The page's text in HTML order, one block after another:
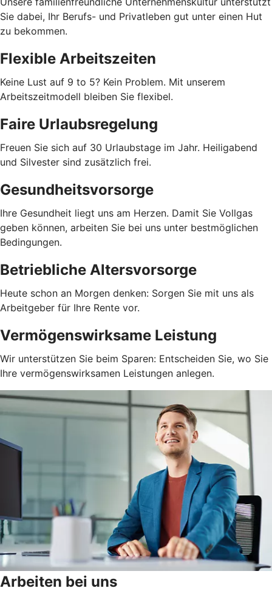
Sie dabei, Ihr Berufs- und Privatleben gut unter einen Hut
zu bekommen.
Flexible Arbeitszeiten
Keine Lust auf 9 to 5? Kein Problem. Mit unserem
Arbeitszeitmodell bleiben Sie flexibel.
Faire Urlaubsregelung
Freuen Sie sich auf 30 Urlaubstage im Jahr. Heiligabend
und Silvester sind zusätzlich frei.
Gesundheitsvorsorge
Ihre Gesundheit liegt uns am Herzen. Damit Sie Vollgas
geben können, arbeiten Sie bei uns unter bestmöglichen
Bedingungen.
Betriebliche Altersvorsorge
Heute schon an Morgen denken: Sorgen Sie mit uns als
Arbeitgeber für Ihre Rente vor.
Vermögenswirksame Leistung
Wir unterstützen Sie beim Sparen: Entscheiden Sie, wo Sie
Ihre vermögenswirksamen Leistungen anlegen.
Arbeiten bei uns